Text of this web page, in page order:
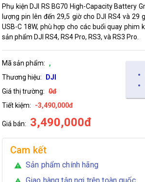
Phụ kiện DJI RS BG70 High-Capacity Battery
lượng pin lên đến 29,5 giờ cho DJI RS4 và
USB-C 18W, phù hợp cho các buổi quay
sản phẩm DJI RS4, RS4 Pro, RS3, và RS3 Pro.
Mã sản phẩm:
,
Thương hiệu:
DJI
Giá thị trường: 0đ
Tiết kiệm:
-3,490,000đ
Giá bán: 3,490,000đ
Cam kết
warning Sản phẩm chính hãng